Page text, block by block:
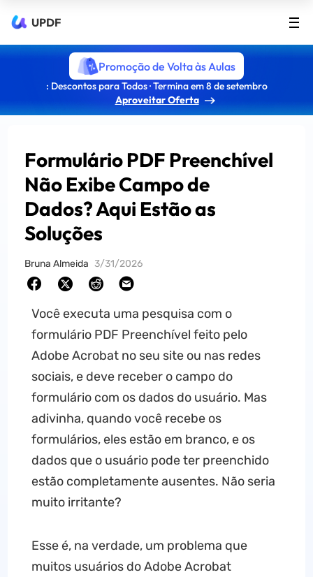
UPDF
Promoção de Volta às Aulas
: Descontos para Todos · Termina em 8 de setembro
Aproveitar Oferta
Formulário PDF Preenchível
Não Exibe Campo de
Dados? Aqui Estão as
Soluções
Bruna Almeida 3/31/2026
Você executa uma pesquisa com o
formulário PDF Preenchível feito pelo
Adobe Acrobat no seu site ou nas redes
sociais, e deve receber o campo do
formulário com os dados do usuário. Mas
adivinha, quando você recebe os
formulários, eles estão em branco, e os
dados que o usuário pode ter preenchido
estão completamente ausentes. Não seria
muito irritante?
Esse é, na verdade, um problema que
muitos usuários do Adobe Acrobat